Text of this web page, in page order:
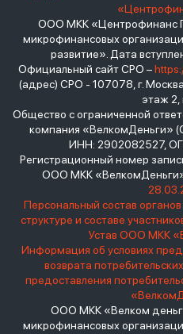
ООО МКК «Центрофинанс
микрофинансовых
развитие». Дата
Официальный сайт СРО –
(адрес) СРО - 107078, г.
этаж 2,
Общество с ограниченной
компания «ВелкомДеньги»
ИНН: 2902082527,
Регистрационный номер
ООО МКК
Персональный состав
структуре и составе
Устав ООО МКК
Информация об условиях
возврата
предоставления
ООО МКК «Велком
микрофинансовых